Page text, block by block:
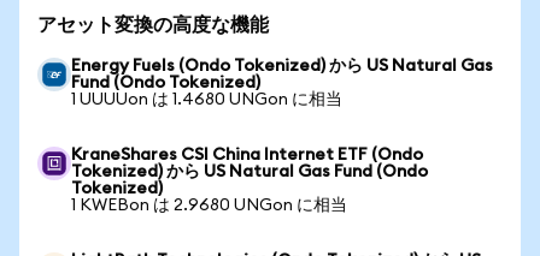
アセット変換の高度な機能
Energy Fuels (Ondo Tokenized) から US Natural Gas
Fund (Ondo Tokenized)
1 UUUUon は 1.4680 UNGon に相当
KraneShares CSI China Internet ETF (Ondo
Tokenized) から US Natural Gas Fund (Ondo
Tokenized)
1 KWEBon は 2.9680 UNGon に相当